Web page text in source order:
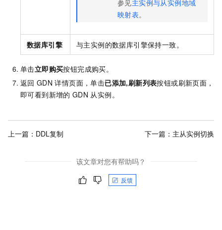
参见主实例与从实例地域
映射表。
数据库引擎 与主实例的数据库引擎保持一致。
单击立即购买按钮完成购买。
返回 GDN 详情页面，单击已添加,刷新列表按钮或刷新页面，
即可看到新增的 GDN 从实例。
上一篇： DDL复制 下一篇： 主从实例切换
该文章对您有帮助吗？
反馈